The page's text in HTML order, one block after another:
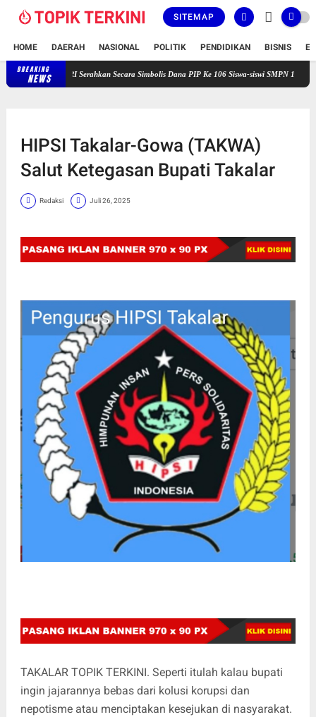
SITEMAP
HOME DAERAH NASIONAL POLITIK PENDIDIKAN BISNIS
BREAKING
NEWS
DPRR RI Serahkan Secara Simbolis Dana PIP Ke 106 Siswa-siswi SMPN 1 Takalar
HIPSI Takalar-Gowa (TAKWA)
Salut Ketegasan Bupati Takalar
Redaksi Juli 26, 2025
TAKALAR TOPIK TERKINI. Seperti itulah kalau bupati
ingin jajarannya bebas dari kolusi korupsi dan
nepotisme atau menciptakan kesejukan di nasyarakat.